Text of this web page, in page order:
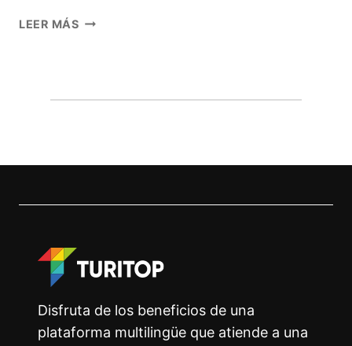
LEER MÁSLAS
ESCAPE
Disfruta de los beneficios de una
plataforma multilingüe que atiende a una